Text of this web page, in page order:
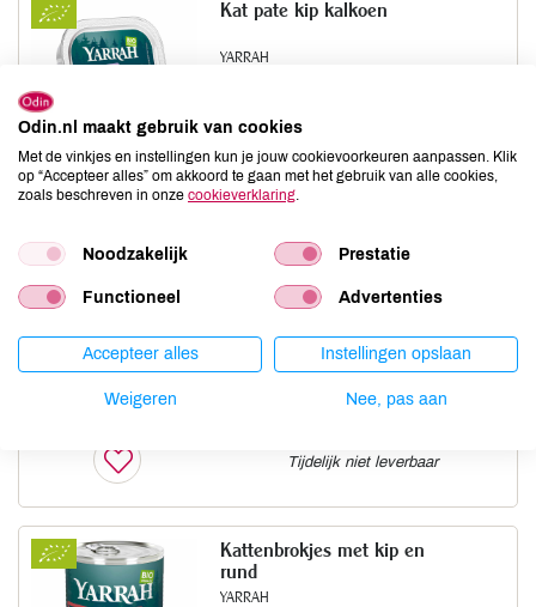
YARRAH
Kat pate kip kalkoen
ledenprijs
Kat pate zalm met zeewier
Tijdelijk niet leverbaar
YARRAH
Kattenbrokjes met kip en
rund
Odin.nl maakt gebruik van cookies
Met de vinkjes en instellingen kun je jouw cookievoorkeuren aanpassen. Klik
op “Accepteer alles” om akkoord te gaan met het gebruik van alle cookies,
zoals beschreven in onze cookieverklaring.
Noodzakelijk Prestatie
Functioneel Advertenties
Accepteer alles Instellingen opslaan
Weigeren Nee, pas aan